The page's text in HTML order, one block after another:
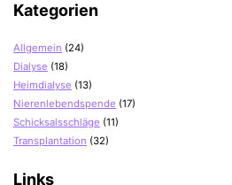
Kategorien
Allgemein (24)
Dialyse (18)
Heimdialyse (13)
Nierenlebendspende (17)
Schicksalsschläge (11)
Transplantation (32)
Links